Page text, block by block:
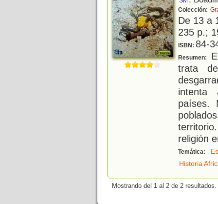
Colección:
De 13 a
235 p.;
ISBN: 84-
Resumen:
trata
intenta
países.
religión
Temática:
Historia
Mostrando del 1 al 2 de 2 resultados.